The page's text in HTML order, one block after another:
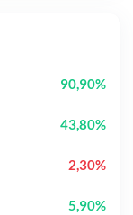
90,90%
43,80%
2,30%
5,90%